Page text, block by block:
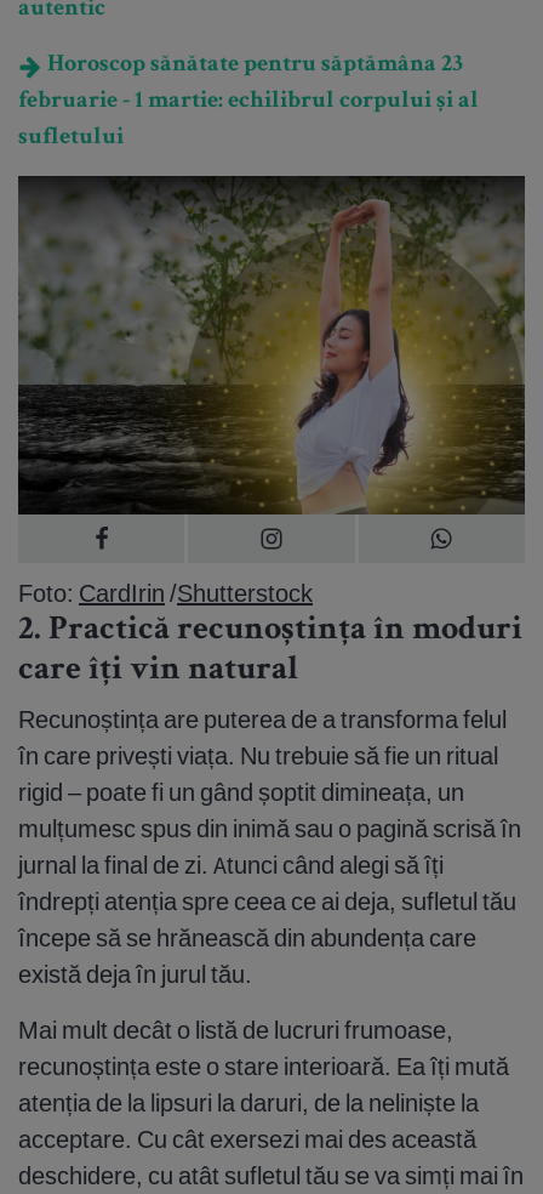
autentic
Horoscop sănătate pentru săptămâna 23
februarie - 1 martie: echilibrul corpului și al
sufletului
Foto: CardIrin /Shutterstock
2. Practică recunoștința în moduri
care îți vin natural
Recunoștința are puterea de a transforma felul
în care privești viața. Nu trebuie să fie un ritual
rigid – poate fi un gând șoptit dimineața, un
mulțumesc spus din inimă sau o pagină scrisă în
jurnal la final de zi. Atunci când alegi să îți
îndrepți atenția spre ceea ce ai deja, sufletul tău
începe să se hrănească din abundența care
există deja în jurul tău.
Mai mult decât o listă de lucruri frumoase,
recunoștința este o stare interioară. Ea îți mută
atenția de la lipsuri la daruri, de la neliniște la
acceptare. Cu cât exersezi mai des această
deschidere, cu atât sufletul tău se va simți mai în